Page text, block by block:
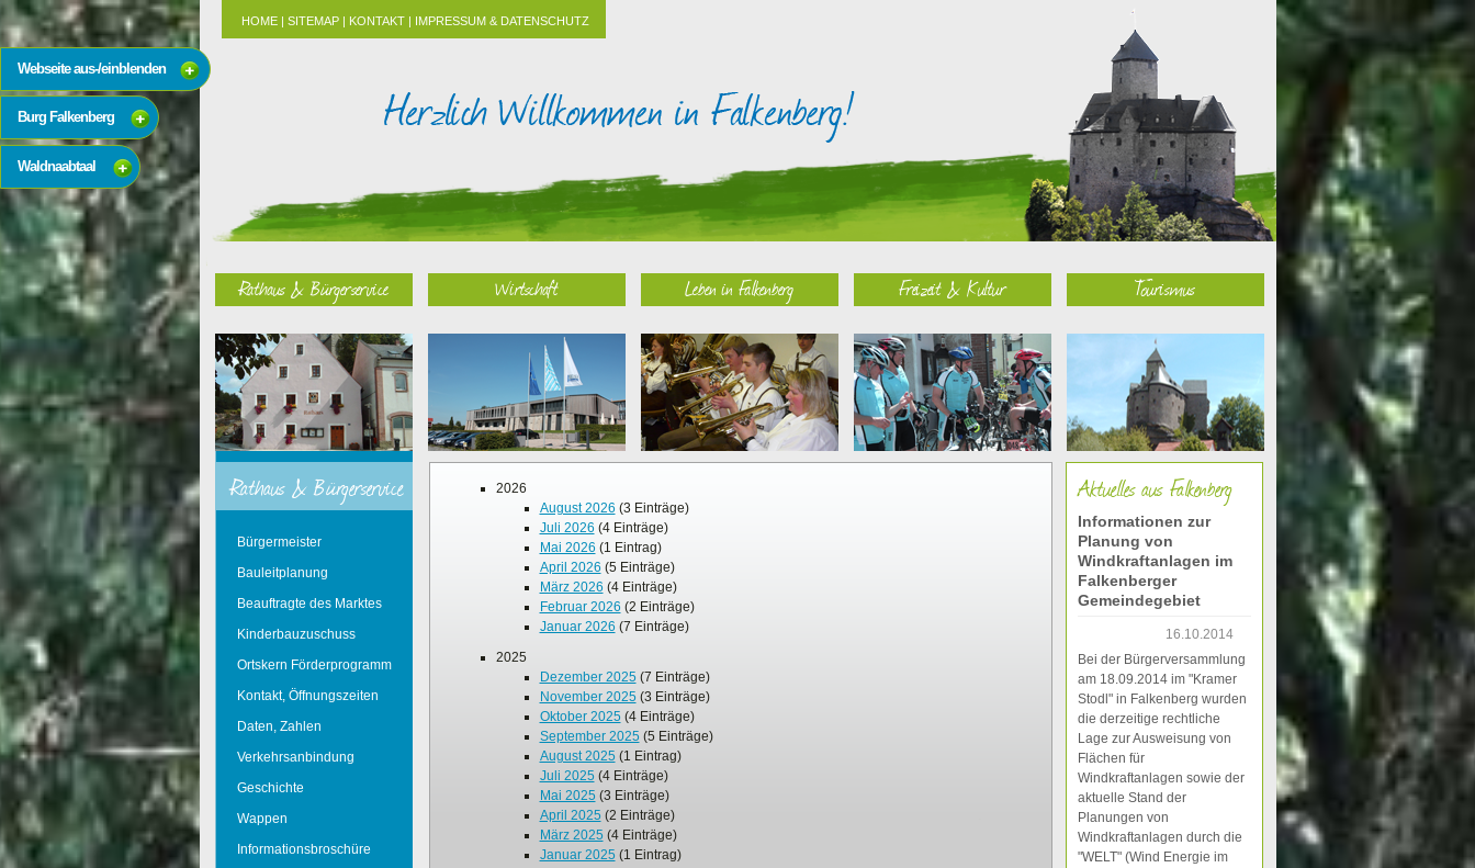
HOME| SITEMAP| KONTAKT| IMPRESSUM & DATENSCHUTZ
Rathaus & Bürgerservice Wirtschaft Leben in Falkenberg Freizeit & Kultur Tourismus
Rathaus & Bürgerservice
Bürgermeister
Bauleitplanung
Beauftragte des Marktes
Kinderbauzuschuss
Ortskern Förderprogramm
Kontakt, Öffnungszeiten
Daten, Zahlen
Verkehrsanbindung
Geschichte
Wappen
Informationsbroschüre
2026
August 2026 (3 Einträge)
Juli 2026 (4 Einträge)
Mai 2026 (1 Eintrag)
April 2026 (5 Einträge)
März 2026 (4 Einträge)
Februar 2026 (2 Einträge)
Januar 2026 (7 Einträge)
2025
Dezember 2025(7 Einträge)
November 2025(3 Einträge)
Oktober 2025(4 Einträge)
September 2025(5 Einträge)
August 2025(1 Eintrag)
Juli 2025 (4 Einträge)
Mai 2025 (3 Einträge)
April 2025 (2 Einträge)
März 2025 (4 Einträge)
Januar 2025 (1 Eintrag)
Aktuelles aus Falkenberg
Informationen zur
Planung von
Windkraftanlagen im
Falkenberger
Gemeindegebiet
16.10.2014
Bei der Bürgerversammlung
am 18.09.2014 im "Kramer
Stodl" in Falkenberg wurden
die derzeitige rechtliche
Lage zur Ausweisung von
Flächen für
Windkraftanlagen sowie der
aktuelle Stand der
Planungen von
Windkraftanlagen durch die
"WELT" (Wind Energie im
Webseite aus-/einblenden
Burg Falkenberg
Waldnaabtaal